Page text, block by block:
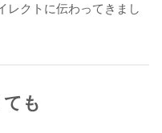
レクトに伝わってきまし
も